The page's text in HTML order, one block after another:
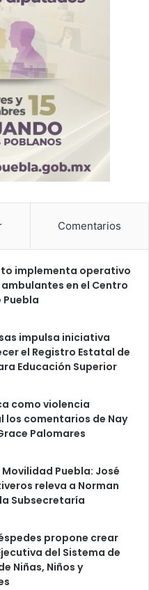
Comentarios
implementa operativo
en el Centro
impulsa iniciativa
el Registro Estatal de
Educación Superior
como violencia
los comentarios de Nay
Palomares
Puebla: José
releva a Norman
Subsecretaría
propone crear
del Sistema de
Niñas, Niños y